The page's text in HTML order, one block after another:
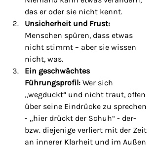
das er oder sie nicht kennt.
Unsicherheit und Frust:
Menschen spüren, dass etwas
nicht stimmt – aber sie wissen
nicht, was.
Ein geschwächtes
Führungsprofil: Wer sich
„wegduckt“ und nicht traut, offen
über seine Eindrücke zu sprechen
- „hier drückt der Schuh“ - der-
bzw. diejenige verliert mit der Zeit
an innerer Klarheit und im Außen